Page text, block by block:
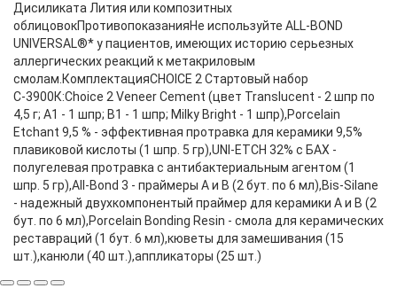
Дисиликата Лития или композитных
облицовокПротивопоказанияНе используйте ALL-BOND
UNIVERSAL®* у пациентов, имеющих историю серьезных
аллергических реакций к метакриловым
смолам.КомплектацияCHOICE 2 Стартовый набор
С-3900К:Choice 2 Veneer Cement (цвет Translucent - 2 шпр по
4,5 г; А1 - 1 шпр; B1 - 1 шпр; Milky Bright - 1 шпр),Porcelain
Etchant 9,5 % - эффективная протравка для керамики 9,5%
плавиковой кислоты (1 шпр. 5 гр),UNI-ETCH 32% с БАХ -
полугелевая протравка с антибактериальным агентом (1
шпр. 5 гр),All-Bond 3 - праймеры A и В (2 бут. по 6 мл),Bis-Silane
- надежный двухкомпонентый праймер для керамики А и В (2
бут. по 6 мл),Porcelain Bonding Resin - смола для керамических
реставраций (1 бут. 6 мл),кюветы для замешивания (15
шт.),канюли (40 шт.),аппликаторы (25 шт.)